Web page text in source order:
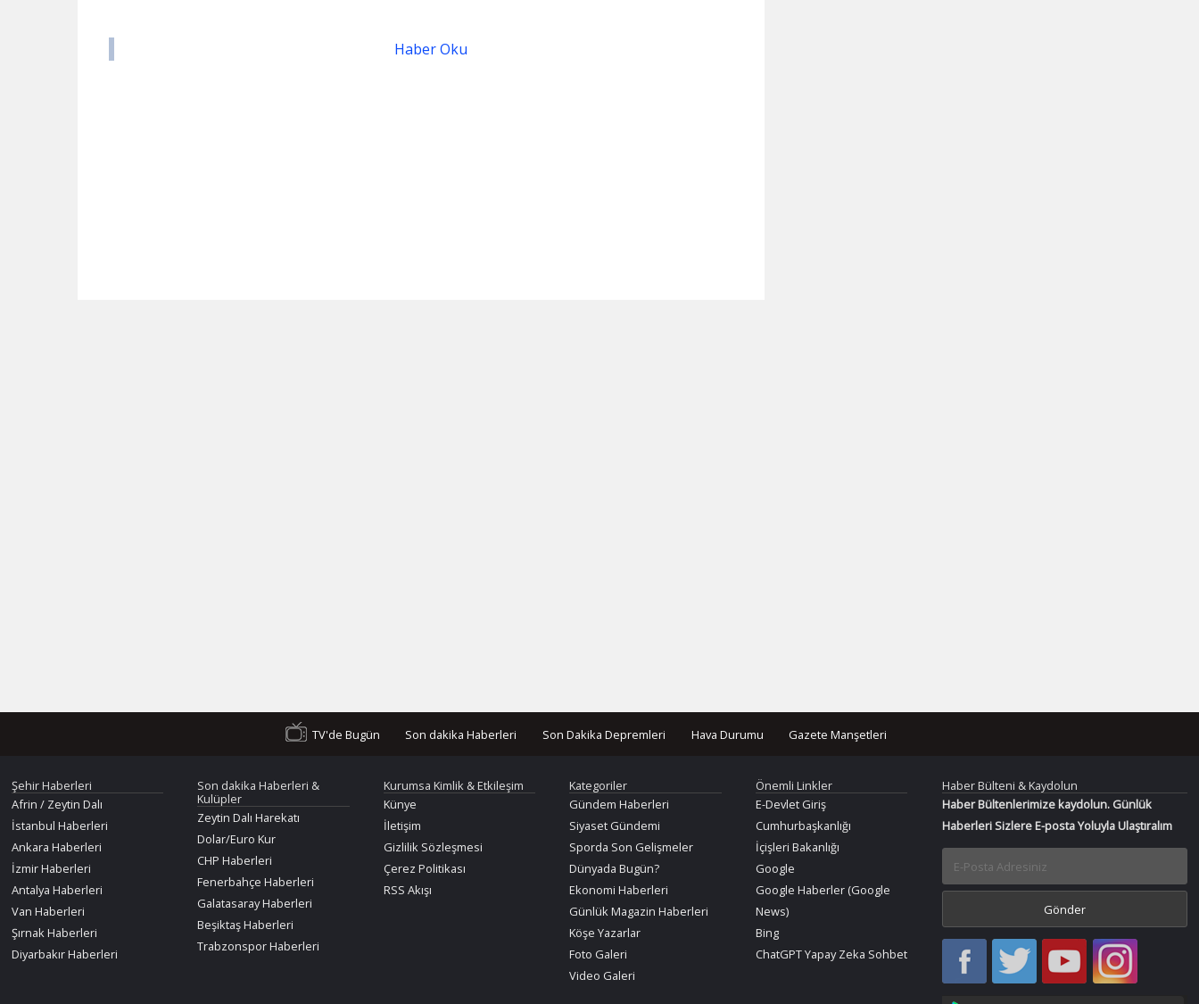
Haber Oku
TV'de Bugün Son dakika Haberleri Son Dakika Depremleri Hava Durumu Gazete Manşetleri
Şehir Haberleri
Afrin / Zeytin Dalı
İstanbul Haberleri
Ankara Haberleri
İzmir Haberleri
Antalya Haberleri
Van Haberleri
Şırnak Haberleri
Diyarbakır Haberleri
Son dakika Haberleri &
Kulüpler
Zeytin Dalı Harekatı
Dolar/Euro Kur
CHP Haberleri
Fenerbahçe Haberleri
Galatasaray Haberleri
Beşiktaş Haberleri
Trabzonspor Haberleri
Kurumsa Kimlik & Etkileşim
Künye
İletişim
Gizlilik Sözleşmesi
Çerez Politikası
RSS Akışı
Kategoriler
Gündem Haberleri
Siyaset Gündemi
Sporda Son Gelişmeler
Dünyada Bugün?
Ekonomi Haberleri
Günlük Magazin Haberleri
Köşe Yazarlar
Foto Galeri
Video Galeri
Önemli Linkler
E-Devlet Giriş
Cumhurbaşkanlığı
İçişleri Bakanlığı
Google
Google Haberler (Google
News)
Bing
ChatGPT Yapay Zeka Sohbet
Haber Bülteni & Kaydolun
Haber Bültenlerimize kaydolun. Günlük
Haberleri Sizlere E-posta Yoluyla Ulaştıralım
Haber
Oku
Haber
Oku
Bir
Haber
Bir
Haber